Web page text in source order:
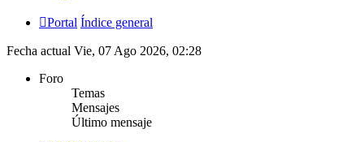
Portal Índice general
Fecha actual Vie, 07 Ago 2026, 02:28
Foro
Temas
Mensajes
Último mensaje